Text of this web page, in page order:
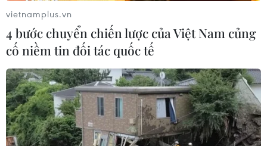
09/08/2026 06:20
Xe tải va chạm xe máy tại Đắk Lắk
làm hai người thương vong
08/08/2026 14:58
vietnamplus.vn
4 bước chuyển chiến lược của Việt Nam củng
cố niềm tin đối tác quốc tế